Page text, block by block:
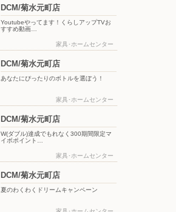
DCM/菊水元町店
Youtubeやってます！くらしアップTVお
すすめ動画…
家具･ホームセンター
DCM/菊水元町店
あなたにぴったりのボトルを選ぼう！
家具･ホームセンター
DCM/菊水元町店
W(ダブル)達成でもれなく300期間限定マ
イボポイント…
家具･ホームセンター
DCM/菊水元町店
夏のわくわくドリームキャンペーン